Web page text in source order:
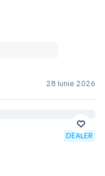
28 Iunie 2026
DEALER